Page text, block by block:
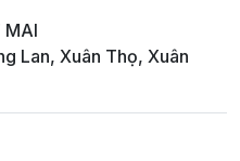
MAI
Lan, Xuân Thọ, Xuân